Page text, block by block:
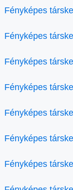
Fényképes
Fényképes
Fényképes
Fényképes
Fényképes
Fényképes
Fényképes